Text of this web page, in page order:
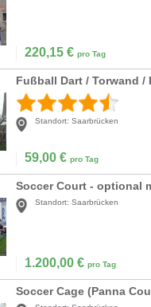
220,15 € pro Tag
Standort: Saarbrücken
59,00 € pro Tag
Soccer Court - optional
Standort: Saarbrücken
1.200,00 € pro Tag